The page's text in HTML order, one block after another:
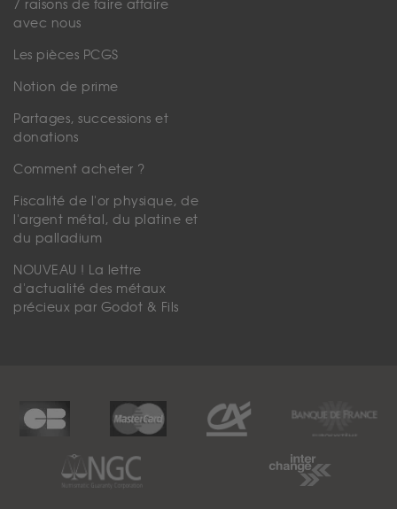
7 raisons de faire affaire
avec nous
Les pièces PCGS
Notion de prime
Partages, successions et
donations
Comment acheter ?
Fiscalité de l'or physique, de
l'argent métal, du platine et
du palladium
NOUVEAU ! La lettre
d'actualité des métaux
précieux par Godot & Fils